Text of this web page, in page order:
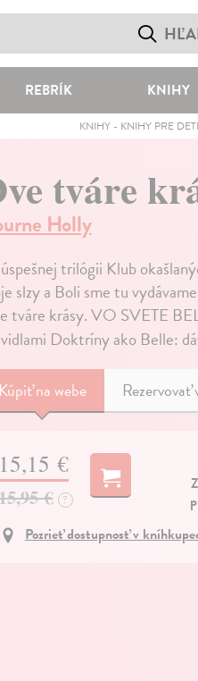
REBRÍK KNIHY
KNIHY- KNIHY PRE DETI
tváre
Holly
trilógii Klub
slzy a Boli sme tu
tváre krásy. VO SVETE
Doktríny ako Belle:
Kúpiťna webe
15,15 €
€ ?
Pozrieť dostupnosť v